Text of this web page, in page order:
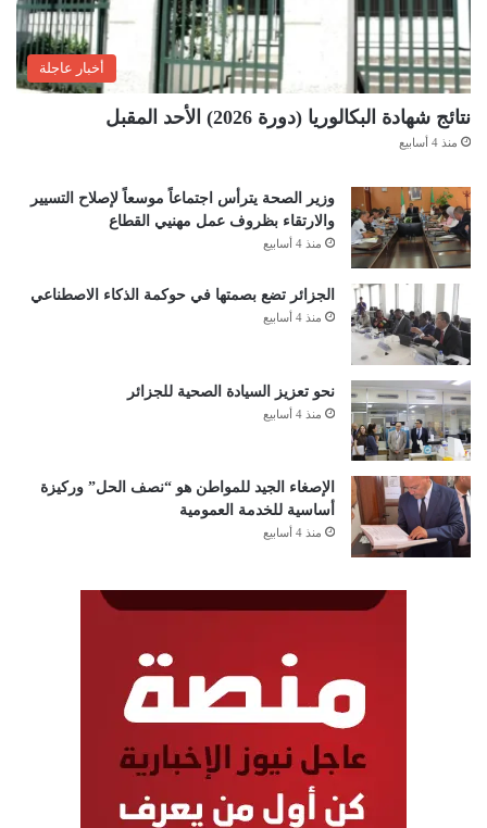
أخبار عاجلة
نتائج شهادة البكالوريا (دورة 2026) الأحد المقبل
منذ 4 أسابيع
وزير الصحة يترأس اجتماعاً موسعاً لإصلاح التسيير
والارتقاء بظروف عمل مهنيي القطاع
منذ 4 أسابيع
الجزائر تضع بصمتها في حوكمة الذكاء الاصطناعي
منذ 4 أسابيع
نحو تعزيز السيادة الصحية للجزائر
منذ 4 أسابيع
الإصغاء الجيد للمواطن هو “نصف الحل” وركيزة
أساسية للخدمة العمومية
منذ 4 أسابيع